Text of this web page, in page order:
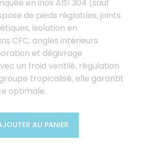
en inox AISI 304 (sauf
de pieds réglables, joints
isolation en
CFC, angles intérieurs
et dégivrage
un froid ventilé, régulation
tropicalisé, elle garantit
optimale.
AU PANIER